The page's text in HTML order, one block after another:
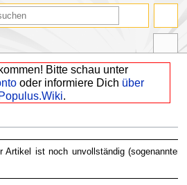
Bitte schau unter
oder informiere Dich über
Populus.Wiki.
Artikel ist noch unvollständig (sogenannter "